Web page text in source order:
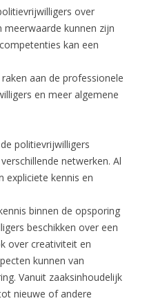
over
meerwaarde kunnen zijn
kan een
aan de professionele
en meer algemene
politievrijwilligers
netwerken. Al
expliciete kennis en
binnen de opsporing
beschikken over een
over creativiteit en
kunnen van
Vanuit zaaksinhoudelijk
nieuwe of andere